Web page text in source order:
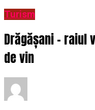
Turism
Drăgășani –
de vin